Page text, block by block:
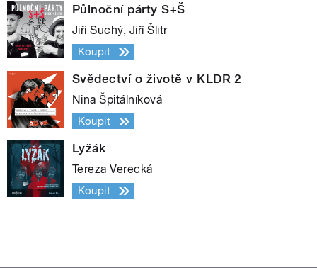
Půlnoční párty S+Š
Jiří Suchý, Jiří Šlitr
Koupit
Svědectví o životě v KLDR 2
Nina Špitálníková
Koupit
Lyžák
Tereza Verecká
Koupit